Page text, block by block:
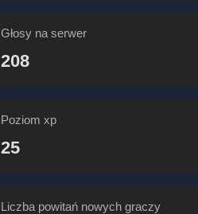
Głosy na serwer
208
Poziom xp
25
Liczba powitań nowych graczy